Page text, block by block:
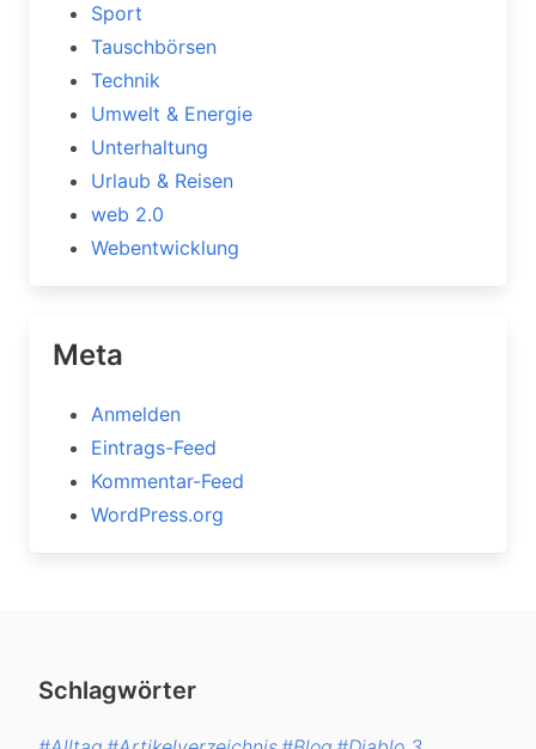
Sport
Tauschbörsen
Technik
Umwelt & Energie
Unterhaltung
Urlaub & Reisen
web 2.0
Webentwicklung
Meta
Anmelden
Eintrags-Feed
Kommentar-Feed
WordPress.org
Schlagwörter